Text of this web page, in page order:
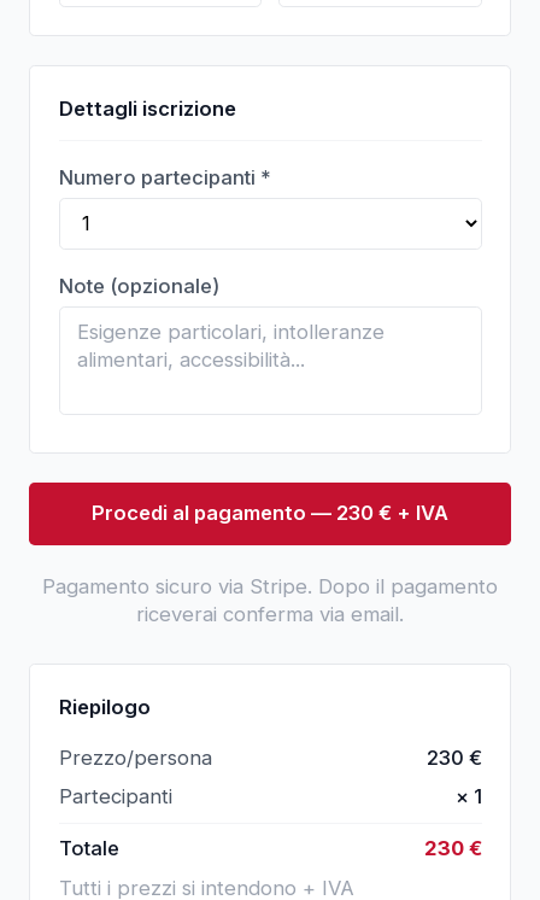
Dettagli iscrizione
Numero partecipanti *
Note (opzionale)
Procedi al pagamento — 230 € + IVA
Pagamento sicuro via Stripe. Dopo il pagamento
riceverai conferma via email.
Riepilogo
Prezzo/persona 230 €
Partecipanti
× 1
Totale 230€
Tutti i prezzi si intendono + IVA